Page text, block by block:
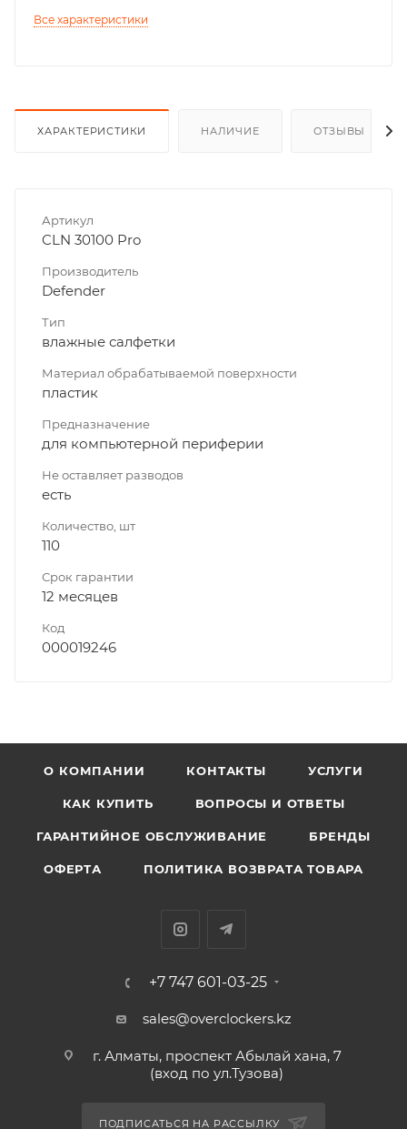
Все характеристики
ХАРАКТЕРИСТИКИ НАЛИЧИЕ ОТЗЫВЫ
Артикул
CLN 30100 Pro
Производитель
Defender
Тип
влажные салфетки
Материал обрабатываемой поверхности
пластик
Предназначение
для компьютерной периферии
Не оставляет разводов
есть
Количество, шт
110
Срок гарантии
12 месяцев
Код
000019246
О КОМПАНИИ КОНТАКТЫ УСЛУГИ
КАК КУПИТЬ ВОПРОСЫ И ОТВЕТЫ
ГАРАНТИЙНОЕ ОБСЛУЖИВАНИЕ БРЕНДЫ
ОФЕРТА ПОЛИТИКА ВОЗВРАТА ТОВАРА
+7 747 601-03-25
sales@overclockers.kz
г. Алматы, проспект Абылай хана, 7
(вход по ул.Тузова)
ПОДПИСАТЬСЯ НА РАССЫЛКУ